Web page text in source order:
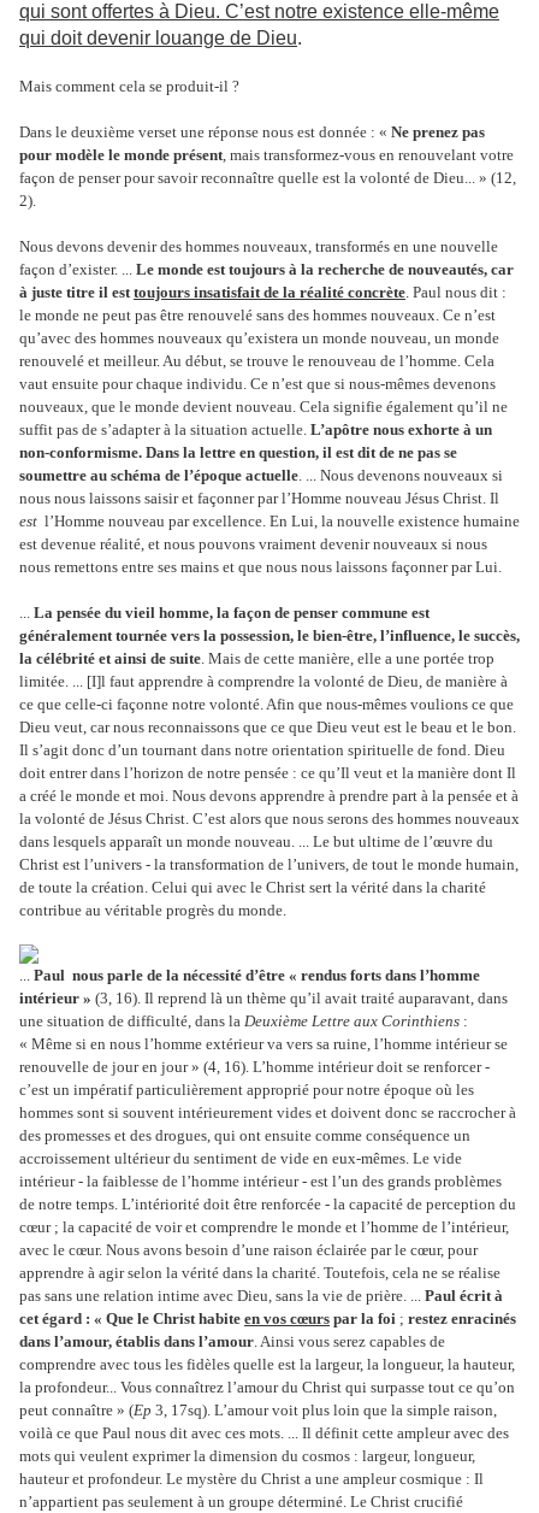
qui sont offertes à Dieu. C’est notre existence elle-même
qui doit devenir louange de Dieu.
Mais comment cela se produit-il ?
Dans le deuxième verset une réponse nous est donnée : « Ne prenez pas
pour modèle le monde présent, mais transformez-vous en renouvelant votre
façon de penser pour savoir reconnaître quelle est la volonté de Dieu... » (12,
2).
Nous devons devenir des hommes nouveaux, transformés en une nouvelle
façon d’exister. ... Le monde est toujours à la recherche de nouveautés, car
à juste titre il esttoujours insatisfait de la réalité concrète. Paul nous dit :
le monde ne peut pas être renouvelé sans des hommes nouveaux. Ce n’est
qu’avec des hommes nouveaux qu’existera un monde nouveau, un monde
renouvelé et meilleur. Au début, se trouve le renouveau de l’homme. Cela
vaut ensuite pour chaque individu. Ce n’est que si nous-mêmes devenons
nouveaux, que le monde devient nouveau. Cela signifie également qu’il ne
suffit pas de s’adapter à la situation actuelle. L’apôtre nous exhorte à un
non-conformisme. Dans la lettre en question, il est dit de ne pas se
soumettre au schéma de l’époque actuelle. ... Nous devenons nouveaux si
nous nous laissons saisir et façonner par l’Homme nouveau Jésus Christ. Il
est l’Homme nouveau par excellence. En Lui, la nouvelle existence humaine
est devenue réalité, et nous pouvons vraiment devenir nouveaux si nous
nous remettons entre ses mains et que nous nous laissons façonner par Lui.
... La pensée du vieil homme, la façon de penser commune est
généralement tournée vers la possession, le bien-être, l’influence, le succès,
la célébrité et ainsi de suite. Mais de cette manière, elle a une portée trop
limitée. ... [I]l faut apprendre à comprendre la volonté de Dieu, de manière à
ce que celle-ci façonne notre volonté. Afin que nous-mêmes voulions ce que
Dieu veut, car nous reconnaissons que ce que Dieu veut est le beau et le bon.
Il s’agit donc d’un tournant dans notre orientation spirituelle de fond. Dieu
doit entrer dans l’horizon de notre pensée : ce qu’Il veut et la manière dont Il
a créé le monde et moi. Nous devons apprendre à prendre part à la pensée et à
la volonté de Jésus Christ. C’est alors que nous serons des hommes nouveaux
dans lesquels apparaît un monde nouveau. ... Le but ultime de l’œuvre du
Christ est l’univers - la transformation de l’univers, de tout le monde humain,
de toute la création. Celui qui avec le Christ sert la vérité dans la charité
contribue au véritable progrès du monde.
... Paul nous parle de la nécessité d’être « rendus forts dans l’homme
intérieur » (3, 16). Il reprend là un thème qu’il avait traité auparavant, dans
une situation de difficulté, dans la Deuxième Lettre aux Corinthiens :
« Même si en nous l’homme extérieur va vers sa ruine, l’homme intérieur se
renouvelle de jour en jour » (4, 16). L’homme intérieur doit se renforcer -
c’est un impératif particulièrement approprié pour notre époque où les
hommes sont si souvent intérieurement vides et doivent donc se raccrocher à
des promesses et des drogues, qui ont ensuite comme conséquence un
accroissement ultérieur du sentiment de vide en eux-mêmes. Le vide
intérieur - la faiblesse de l’homme intérieur - est l’un des grands problèmes
de notre temps. L’intériorité doit être renforcée - la capacité de perception du
cœur ; la capacité de voir et comprendre le monde et l’homme de l’intérieur,
avec le cœur. Nous avons besoin d’une raison éclairée par le cœur, pour
apprendre à agir selon la vérité dans la charité. Toutefois, cela ne se réalise
pas sans une relation intime avec Dieu, sans la vie de prière. ... Paul écrit à
cet égard : « Que le Christ habite en vos cœurs par la foi ; restez enracinés
dans l’amour, établis dans l’amour. Ainsi vous serez capables de
comprendre avec tous les fidèles quelle est la largeur, la longueur, la hauteur,
la profondeur... Vous connaîtrez l’amour du Christ qui surpasse tout ce qu’on
peut connaître » (Ep 3, 17sq). L’amour voit plus loin que la simple raison,
voilà ce que Paul nous dit avec ces mots. ... Il définit cette ampleur avec des
mots qui veulent exprimer la dimension du cosmos : largeur, longueur,
hauteur et profondeur. Le mystère du Christ a une ampleur cosmique : Il
n’appartient pas seulement à un groupe déterminé. Le Christ crucifié